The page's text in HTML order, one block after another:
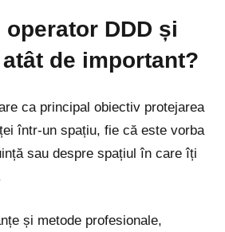
operator DDD și
de important?
ca principal obiectiv protejarea
într-un spațiu, fie că este vorba
sau despre spațiul în care îți
și metode profesionale,